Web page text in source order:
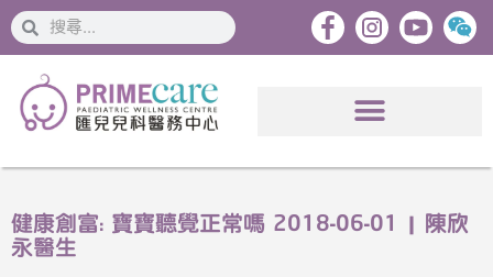
搜
索
搜
索
健康創富: 寶寶聽覺正常嗎 2018-06-01 | 陳欣
永醫生